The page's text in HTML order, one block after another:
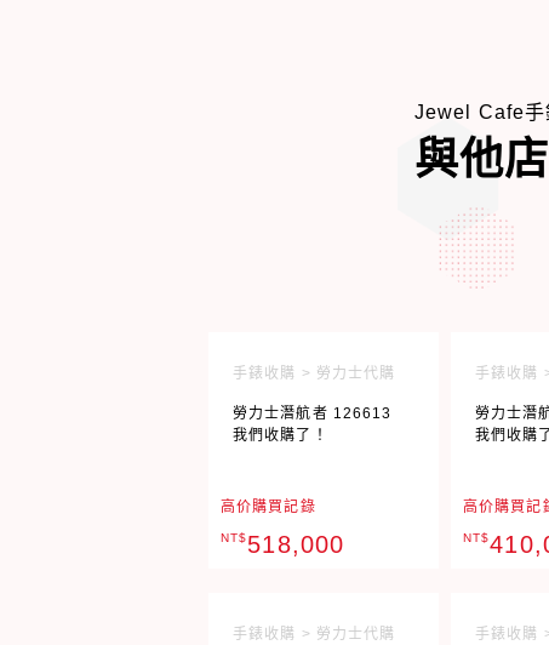
Jewel Cafe手
與他
手錶收購 > 勞力士代購
勞力士潛航者 126613
我們收購了！
高价購買記錄
NT$518,000
手錶收購
勞力士潛
我們收購
高价購買記
NT$
手錶收購 > 勞力士代購 手錶收購